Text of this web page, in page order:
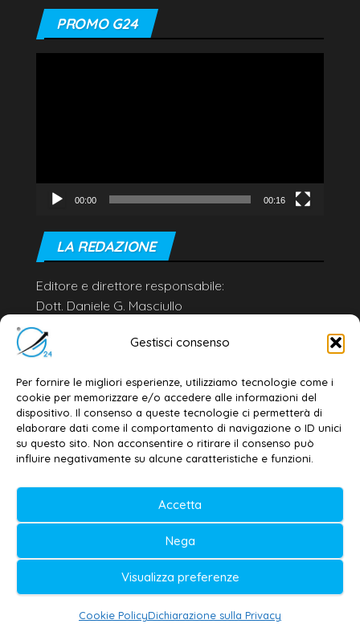
Gestisci consenso
Per fornire le migliori esperienze, utilizziamo tecnologie come i
cookie per memorizzare e/o accedere alle informazioni del
dispositivo. Il consenso a queste tecnologie ci permetterà di
elaborare dati come il comportamento di navigazione o ID unici
su questo sito. Non acconsentire o ritirare il consenso può
influire negativamente su alcune caratteristiche e funzioni.
Accetta
Nega
Visualizza preferenze
Cookie PolicyDichiarazione sulla Privacy
PROMO G24
00:00 00:16
LA REDAZIONE
Editore e direttore responsabile:
Dott. Daniele G. Masciullo
Email:
Contatti
Privacy policy–Cookie policy
© 2020-2026 | Galatina24 ®
Stampa Tribunale di Lecce
Editore e direttore responsabile:
Daniele G. Masciullo
Galatina24 è marchio registrato dal Ministero
delle Imprese